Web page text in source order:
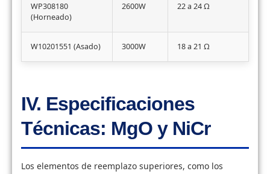
WP308180
(Horneado)
2600W 22 a 24 Ω
W10201551 (Asado) 3000W 18 a 21 Ω
IV. Especificaciones
Técnicas: MgO y NiCr
Los elementos de reemplazo superiores, como los